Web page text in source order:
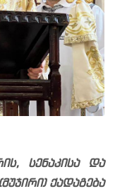
სენაკისა და
ქადაგება